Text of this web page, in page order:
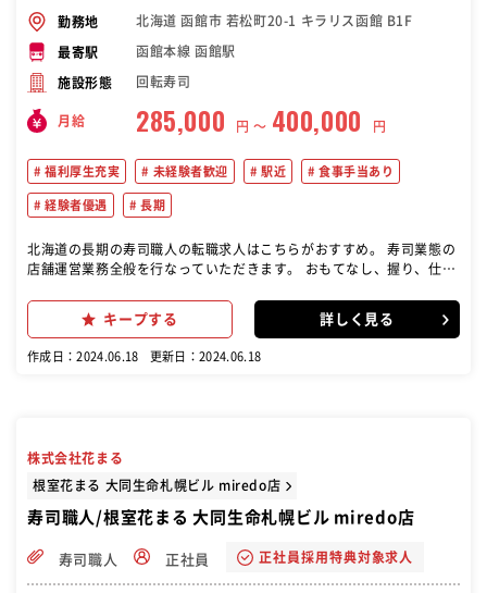
勤務地 北海道 函館市 若松町20-1 キラリス函館 B1F
最寄駅 函館本線 函館駅
施設形態 回転寿司
月給 285,000 円 〜 400,000 円
福利厚生充実 未経験者歓迎 駅近 食事手当あり
経験者優遇 長期
北海道の長期の寿司職人の転職求人はこちらがおすすめ。 寿司業態の
店舗運営業務全般を行なっていただきます。 おもてなし、握り、仕込
店舗運営に関するあらゆる業務を行って頂きます。
キープする 詳しく見る
作成日：2024.06.18 更新日：2024.06.18
株式会社花まる
根室花まる 大同生命札幌ビル miredo店
寿司職人/根室花まる 大同生命札幌ビル miredo店
寿司職人 正社員 正社員採用特典対象求人